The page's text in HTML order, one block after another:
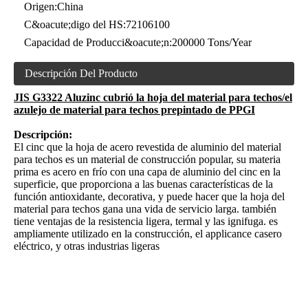
Origen:China
C&oacute;digo del HS:72106100
Capacidad de Producci&oacute;n:200000 Tons/Year
Descripción Del Producto
JIS G3322 Aluzinc cubrió la hoja del material para techos/el
azulejo de material para techos prepintado de PPGI
Descripción:
El cinc que la hoja de acero revestida de aluminio del material
para techos es un material de construcción popular, su materia
prima es acero en frío con una capa de aluminio del cinc en la
superficie, que proporciona a las buenas características de la
función antioxidante, decorativa, y puede hacer que la hoja del
material para techos gana una vida de servicio larga. también
tiene ventajas de la resistencia ligera, termal y las ignifuga. es
ampliamente utilizado en la construcción, el applicance casero
eléctrico, y otras industrias ligeras